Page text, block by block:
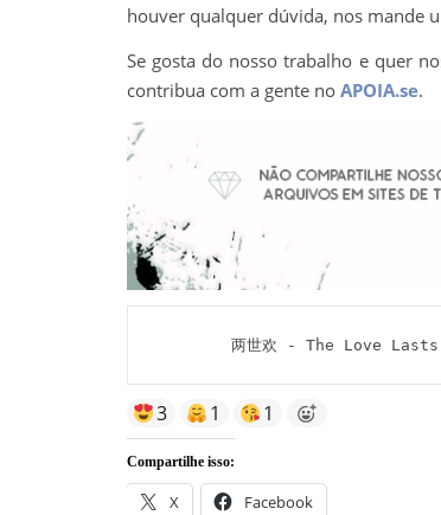
houver qualquer dúvida, nos mande
Se gosta do nosso trabalho e quer
contribua com a gente no APOIA.se.
两世欢 - The Love
3 1 1
Compartilhe isso:
X Facebook